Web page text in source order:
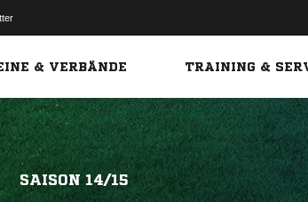
& VERBÄNDE TRAINING &
SAISON 14/15